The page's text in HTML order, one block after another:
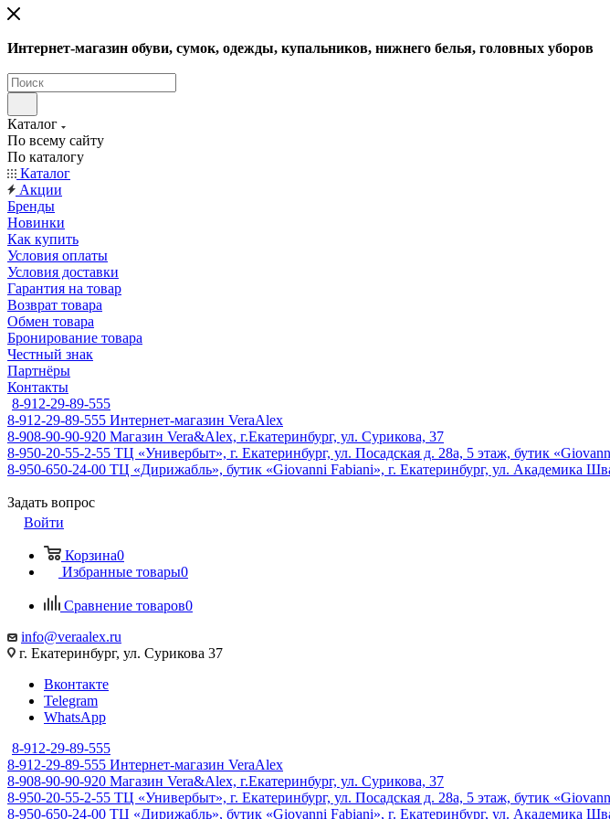
Интернет-магазин обуви, сумок, одежды, купальников, нижнего белья, головных уборов
Каталог
По всему сайту
По каталогу
Каталог
Акции
Бренды
Новинки
Как купить
Условия оплаты
Условия доставки
Гарантия на товар
Возврат товара
Обмен товара
Бронирование товара
Честный знак
Партнёры
Контакты
8-912-29-89-555
8-912-29-89-555 Интернет-магазин VeraAlex
8-908-90-90-920 Магазин Vera&Alex, г.Екатеринбург, ул. Сурикова, 37
8-950-20-55-2-55 ТЦ «Универбыт», г. Екатеринбург, ул. Посадская д. 28а, 5 этаж, бутик
8-950-650-24-00 ТЦ «Дирижабль», бутик «Giovanni Fabiani», г. Екатеринбург, ул. Академика
Задать вопрос
Войти
Корзина0
Избранные товары0
Сравнение товаров0
info@veraalex.ru
г. Екатеринбург, ул. Сурикова 37
Вконтакте
Telegram
WhatsApp
8-912-29-89-555
8-912-29-89-555 Интернет-магазин VeraAlex
8-908-90-90-920 Магазин Vera&Alex, г.Екатеринбург, ул. Сурикова, 37
8-950-20-55-2-55 ТЦ «Универбыт», г. Екатеринбург, ул. Посадская д. 28а, 5 этаж, бутик
8-950-650-24-00 ТЦ «Дирижабль», бутик «Giovanni Fabiani», г. Екатеринбург, ул. Академика